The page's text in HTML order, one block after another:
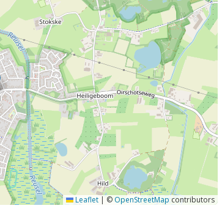
Leaflet | © OpenStreetMapcontributors